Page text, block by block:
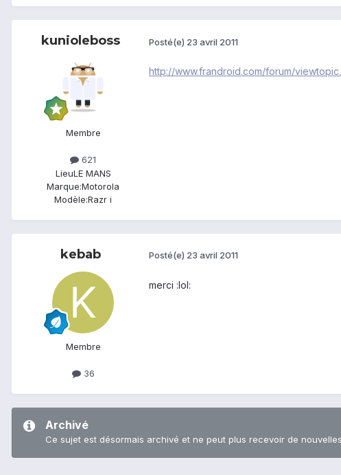
kunioleboss
Membre
621
LieuLE MANS
Marque:Motorola
Modèle:Razr i
Posté(e) 23 avril 2011
http://www.frandroid.com/forum/
kebab
Membre
36
Posté(e) 23 avril 2011
merci :lol:
Archivé
Ce sujet est désormais archivé et ne peut plus recevoir de